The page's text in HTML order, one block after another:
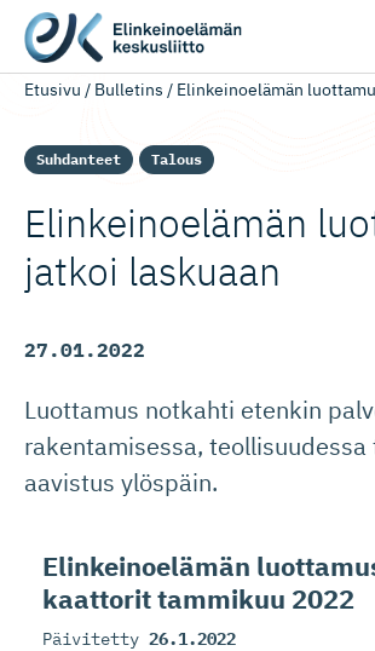
Etusivu / Bulletins / Elinkeinoelämän
Suhdanteet Talous
Elinkeinoelämän
jatkoi laskuaan
27.01.2022
Luottamus notkahti etenkin
rakentamisessa,
aavistus ylöspäin.
Elinkeinoelämän
kaattorit tammikuu 2022
Päivitetty 26.1.2022